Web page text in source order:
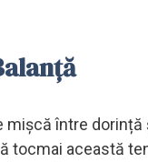
între
tocmai această